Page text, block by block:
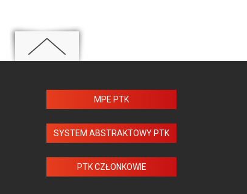
MPE PTK
SYSTEM ABSTRAKTOWY PTK
PTK CZŁONKOWIE